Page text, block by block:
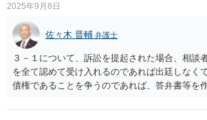
2025年9月8日
佐々木 晋輔 弁護士
３－１について、訴訟を提起された場合、相談
を全て認めて受け入れるのであれば出廷しなく
債権であることを争うのであれば、答弁書等を
した弁護士が受ける場合でも、弁護士費用は別